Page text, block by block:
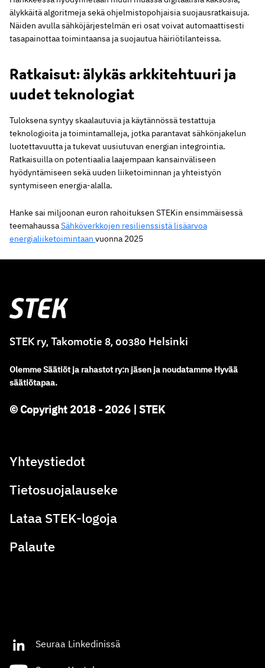
älykkäitä algoritmeja sekä ohjelmistopohjaisia suojausratkaisuja.
Näiden avulla sähköjärjestelmän eri osat voivat automaattisesti
tasapainottaa toimintaansa ja suojautua häiriötilanteissa.
Ratkaisut: älykäs arkkitehtuuri ja
uudet teknologiat
Tuloksena syntyy skaalautuvia ja käytännössä testattuja
teknologioita ja toimintamalleja, jotka parantavat sähkönjakelun
luotettavuutta ja tukevat uusiutuvan energian integrointia.
Ratkaisuilla on potentiaalia laajempaan kansainväliseen
hyödyntämiseen sekä uuden liiketoiminnan ja yhteistyön
syntymiseen energia-alalla.
Hanke sai miljoonan euron rahoituksen STEKin ensimmäisessä
teemahaussaSähköverkkojen resilienssistä lisäarvoa
energialiiketoimintaan vuonna 2025
Stek
STEK ry, Takomotie 8, 00380 Helsinki
OlemmeSäätiöt ja rahastot ry:n jäsen ja noudatamme Hyvää
säätiötapaa.
© Copyright 2018 - 2026 | STEK
Yhteystiedot
Tietosuojalauseke
Lataa STEK-logoja
Palaute
Seuraa Linkedinissä